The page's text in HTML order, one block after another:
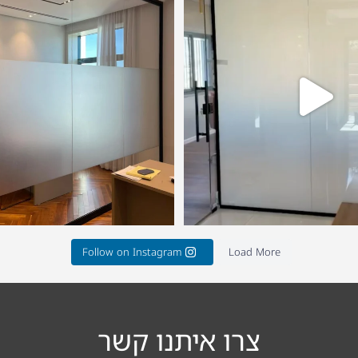
20
0
Load More
Follow on Instagram
צרו איתנו קשר